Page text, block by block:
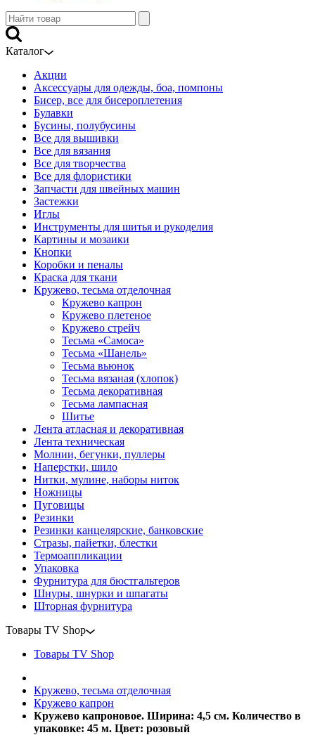
Каталог
Акции
Аксессуары для одежды, боа, помпоны
Бисер, все для бисероплетения
Булавки
Бусины, полубусины
Все для вышивки
Все для вязания
Все для творчества
Все для флористики
Запчасти для швейных машин
Застежки
Иглы
Инструменты для шитья и рукоделия
Картины и мозаики
Кнопки
Коробки и пеналы
Краска для ткани
Кружево, тесьма отделочная
Кружево капрон
Кружево плетеное
Кружево стрейч
Тесьма «Самоса»
Тесьма «Шанель»
Тесьма вьюнок
Тесьма вязаная (хлопок)
Тесьма декоративная
Тесьма лампасная
Шитье
Лента атласная и декоративная
Лента техническая
Молнии, бегунки, пуллеры
Наперстки, шило
Нитки, мулине, наборы ниток
Ножницы
Пуговицы
Резинки
Резинки канцелярские, банковские
Стразы, пайетки, блестки
Термоаппликации
Упаковка
Фурнитура для бюстгальтеров
Шнуры, шнурки и шпагаты
Шторная фурнитура
Товары TV Shop
Товары TV Shop
Кружево, тесьма отделочная
Кружево капрон
Кружево капроновое. Ширина: 4,5 см. Количество в
упаковке: 45 м. Цвет: розовый